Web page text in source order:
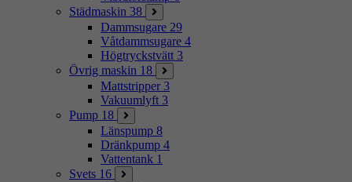
Städmaskin 38
Dammsugare 29
Våtdammsugare 4
Högtryckstvätt 3
Övrig maskin 18
Mattstripper 3
Vakuumlyft 3
Pump 18
Länspump 8
Dränkpump 4
Vattentank 1
Svets 16